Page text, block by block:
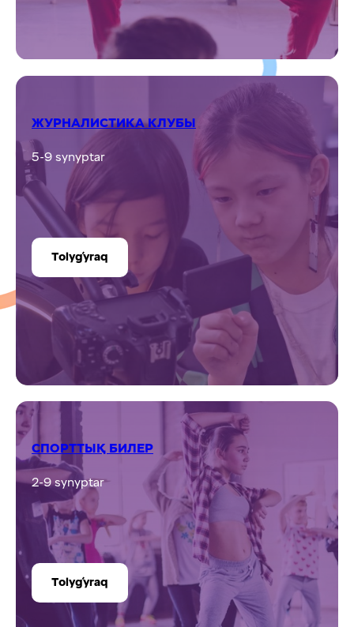
АСПАЗДЫҚ
1-9 synyptar
Tolyǵyraq
АҒАШ ҰСТАХАНАСЫ
1-9 synyptar
Tolyǵyraq